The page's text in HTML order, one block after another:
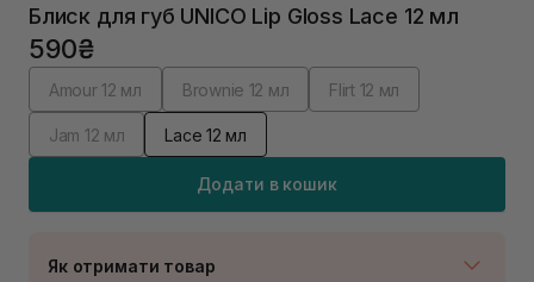
Блиск для губ UNICO Lip Gloss Lace 12 мл
590₴
Amour 12 мл Brownie 12 мл Flirt 12 мл
Jam 12 мл Lace 12 мл
Додати в кошик
Як отримати товар